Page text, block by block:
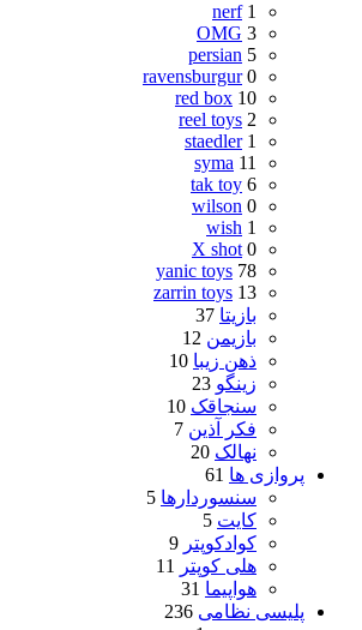
nerf 1
OMG 3
persian 5
ravensburgur 0
red box 10
reel toys 2
staedler 1
syma 11
tak toy 6
wilson 0
wish 1
X shot 0
yanic toys 78
zarrin toys 13
بازیتا 37
بازیمن 12
ذهن زیبا 10
زینگو 23
سنجاقک 10
فکر آذین 7
نهالک 20
پروازی ها 61
سنسوردارها 5
کایت 5
کوادکوپتر 9
هلی کوپتر
11
هواپیما 31
پلیسی نظامی 236